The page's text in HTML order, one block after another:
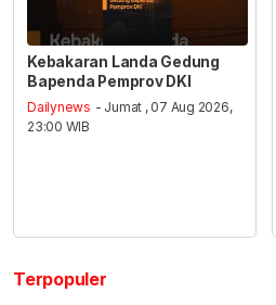
Kebakaran Landa Gedung
Bapenda Pemprov DKI
Dailynews - Jumat , 07 Aug 2026,
23:00 WIB
Terpopuler